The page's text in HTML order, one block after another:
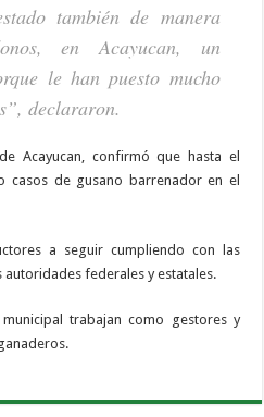
también de manera
en Acayucan, un
le han puesto mucho
declararon.
Acayucan, confirmó que hasta el
casos de gusano barrenador en el
a seguir cumpliendo con las
federales y estatales.
trabajan como gestores y